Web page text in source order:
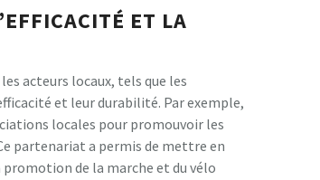
ET LA
acteurs locaux, tels que les
et leur durabilité. Par exemple,
locales pour promouvoir les
partenariat a permis de mettre en
de la marche et du vélo